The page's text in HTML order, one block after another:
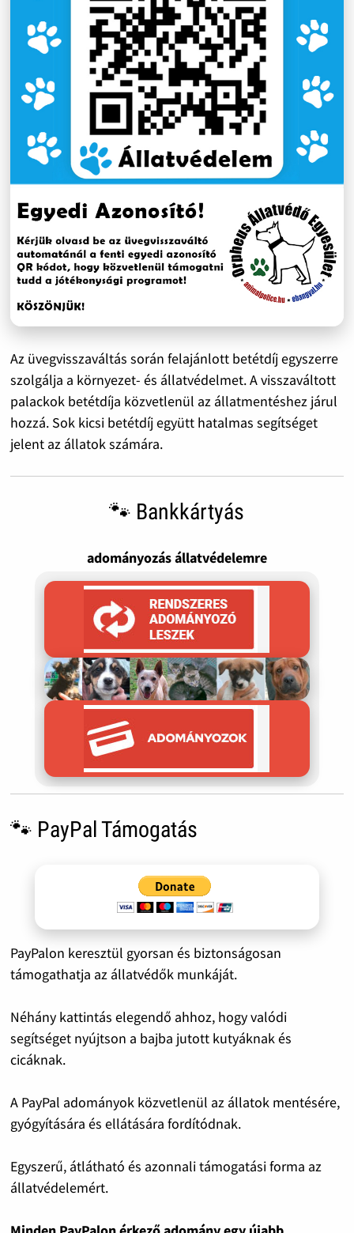
Az üvegvisszaváltás során felajánlott betétdíj egyszerre
szolgálja a környezet- és állatvédelmet. A visszaváltott
palackok betétdíja közvetlenül az állatmentéshez járul
hozzá. Sok kicsi betétdíj együtt hatalmas segítséget
jelent az állatok számára.
🐾 Bankkártyás
adományozás állatvédelemre
🐾 PayPal Támogatás
PayPalon keresztül gyorsan és biztonságosan
támogathatja az állatvédők munkáját.
Néhány kattintás elegendő ahhoz, hogy valódi
segítséget nyújtson a bajba jutott kutyáknak és
cicáknak.
A PayPal adományok közvetlenül az állatok mentésére,
gyógyítására és ellátására fordítódnak.
Egyszerű, átlátható és azonnali támogatási forma az
állatvédelemért.